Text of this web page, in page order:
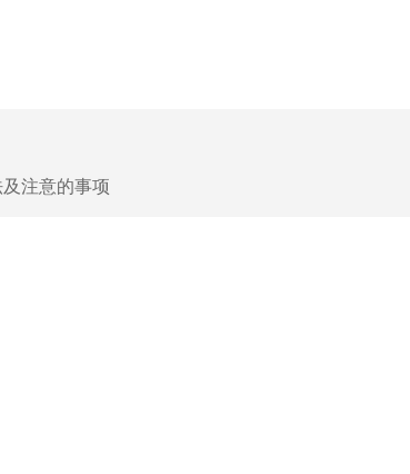
注意的事项